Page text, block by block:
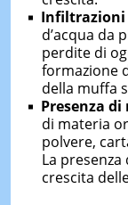
Infiltrazioni
d’acqua da
perdite di
formazione
della muffa
Presenza di
di materia
polvere,
La
crescita